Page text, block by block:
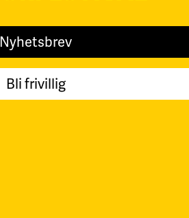
Nyhetsbrev
Bli frivillig